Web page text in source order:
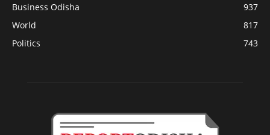
Business Odisha
937
World
817
Politics
743